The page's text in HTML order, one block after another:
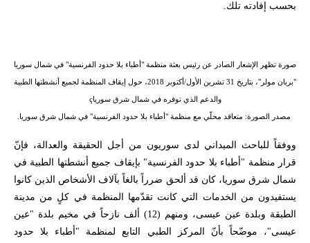
بحسب إفادته تلك.
صورة تظهر الإشعار الصادر عن رئيس بعثة منظمة "أطباء بلا حدود الفرنسية" في شمال سوريا
"بريان مولر"، بتاريخ 31 تشرين الأول/أكتوبر 2018، حول إيقاف المنظمة لجميع أنشطتها الطبية
والدعم الذي توفره في شمال شرق سورياç
مصدر الصورة: متعاقد محلّي مع منظمة "أطباء بلا حدود الفرنسية" في شمال شرق سوريا.
ووفقاً للباحث الميداني لدى سوريون من أجل الحقيقة والعدالة، فإنّ
قرار منظمة "أطباء بلا حدود الفرنسية" بإيقاف جميع أنشطتها الطبية في
شمال شرق سوريا، كان قد ألحق ضرراً بالغاً بآلاف الأشخاص الذين كانوا
يستفيدون من الخدمات التي كانت تقدّمها المنظمة في كلٍ من مدينة
الطبقة وبلدة عين عيسى، ومنهم (12) ألف نازحاً في مخيم بلدة "عين
عيسى"، موضّحاً بأنّ المركز الطبي التابع لمنظمة "أطباء بلا حدود